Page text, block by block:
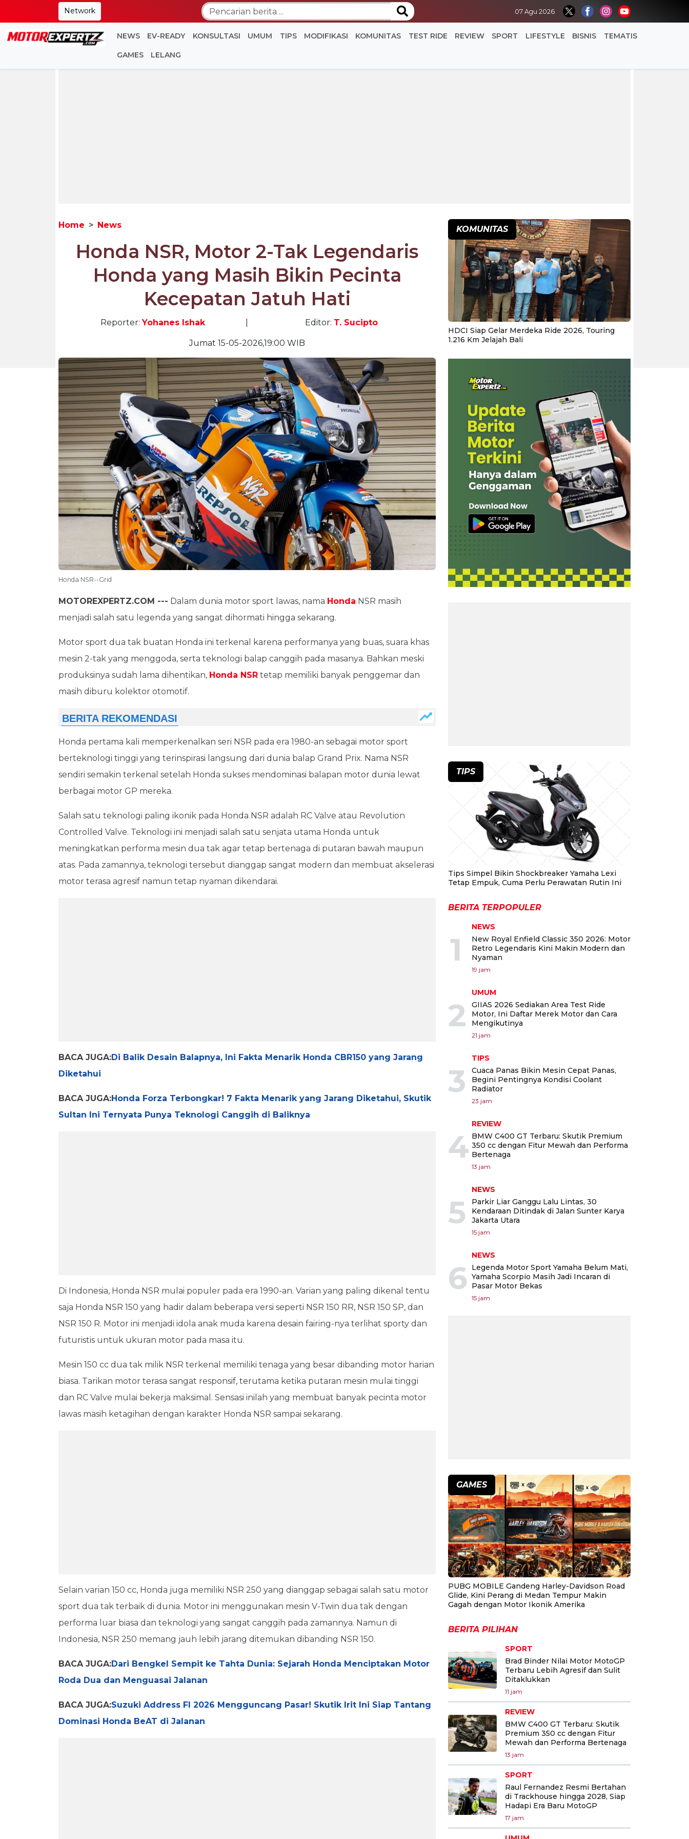
Network 07 Agu 2026
NEWS EV-READY KONSULTASI UMUM TIPS MODIFIKASI KOMUNITAS TEST RIDE REVIEW SPORT LIFESTYLE BISNIS TEMATIS
GAMES LELANG
Home News
Honda NSR, Motor 2-Tak Legendaris
Honda yang Masih Bikin Pecinta
Kecepatan Jatuh Hati
Reporter:Yohanes Ishak Editor: T. Sucipto
Jumat 15-05-2026,19:00 WIB
Honda NSR--Grid
MOTOREXPERTZ.COM --- Dalam dunia motor sport lawas, nama Honda NSR masih
menjadi salah satu legenda yang sangat dihormati hingga sekarang.
Motor sport dua tak buatan Honda ini terkenal karena performanya yang buas, suara khas
mesin 2-tak yang menggoda, serta teknologi balap canggih pada masanya. Bahkan meski
produksinya sudah lama dihentikan, Honda NSR tetap memiliki banyak penggemar dan
masih diburu kolektor otomotif.
Honda pertama kali memperkenalkan seri NSR pada era 1980-an sebagai motor sport
berteknologi tinggi yang terinspirasi langsung dari dunia balap Grand Prix. Nama NSR
sendiri semakin terkenal setelah Honda sukses mendominasi balapan motor dunia lewat
berbagai motor GP mereka.
Salah satu teknologi paling ikonik pada Honda NSR adalah RC Valve atau Revolution
Controlled Valve. Teknologi ini menjadi salah satu senjata utama Honda untuk
meningkatkan performa mesin dua tak agar tetap bertenaga di putaran bawah maupun
atas. Pada zamannya, teknologi tersebut dianggap sangat modern dan membuat akselerasi
motor terasa agresif namun tetap nyaman dikendarai.
BACA JUGA:Di Balik Desain Balapnya, Ini Fakta Menarik Honda CBR150 yang Jarang
Diketahui
BACA JUGA:Honda Forza Terbongkar! 7 Fakta Menarik yang Jarang Diketahui, Skutik
Sultan Ini Ternyata Punya Teknologi Canggih di Baliknya
Di Indonesia, Honda NSR mulai populer pada era 1990-an. Varian yang paling dikenal tentu
saja Honda NSR 150 yang hadir dalam beberapa versi seperti NSR 150 RR, NSR 150 SP, dan
NSR 150 R. Motor ini menjadi idola anak muda karena desain fairing-nya terlihat sporty dan
futuristis untuk ukuran motor pada masa itu.
Mesin 150 cc dua tak milik NSR terkenal memiliki tenaga yang besar dibanding motor harian
biasa. Tarikan motor terasa sangat responsif, terutama ketika putaran mesin mulai tinggi
dan RC Valve mulai bekerja maksimal. Sensasi inilah yang membuat banyak pecinta motor
lawas masih ketagihan dengan karakter Honda NSR sampai sekarang.
Selain varian 150 cc, Honda juga memiliki NSR 250 yang dianggap sebagai salah satu motor
sport dua tak terbaik di dunia. Motor ini menggunakan mesin V-Twin dua tak dengan
performa luar biasa dan teknologi yang sangat canggih pada zamannya. Namun di
Indonesia, NSR 250 memang jauh lebih jarang ditemukan dibanding NSR 150.
BACA JUGA:Dari Bengkel Sempit ke Tahta Dunia: Sejarah Honda Menciptakan Motor
Roda Dua dan Menguasai Jalanan
BACA JUGA:Suzuki Address FI 2026 Mengguncang Pasar! Skutik Irit Ini Siap Tantang
Dominasi Honda BeAT di Jalanan
KOMUNITAS
HDCI Siap Gelar Merdeka Ride 2026, Touring
1.216 Km Jelajah Bali
TIPS
Tips Simpel Bikin Shockbreaker Yamaha Lexi
Tetap Empuk, Cuma Perlu Perawatan Rutin Ini
BERITA TERPOPULER
1
NEWS
New Royal Enfield Classic 350 2026: Motor
Retro Legendaris Kini Makin Modern dan
Nyaman
19 jam
2
UMUM
GIIAS 2026 Sediakan Area Test Ride
Motor, Ini Daftar Merek Motor dan Cara
Mengikutinya
21 jam
3
TIPS
Cuaca Panas Bikin Mesin Cepat Panas,
Begini Pentingnya Kondisi Coolant
Radiator
23 jam
4
REVIEW
BMW C400 GT Terbaru: Skutik Premium
350 cc dengan Fitur Mewah dan Performa
Bertenaga
13 jam
5
NEWS
Parkir Liar Ganggu Lalu Lintas, 30
Kendaraan Ditindak di Jalan Sunter Karya
Jakarta Utara
15 jam
6
NEWS
Legenda Motor Sport Yamaha Belum Mati,
Yamaha Scorpio Masih Jadi Incaran di
Pasar Motor Bekas
15 jam
GAMES
PUBG MOBILE Gandeng Harley-Davidson Road
Glide, Kini Perang di Medan Tempur Makin
Gagah dengan Motor Ikonik Amerika
BERITA PILIHAN
SPORT
Brad Binder Nilai Motor MotoGP
Terbaru Lebih Agresif dan Sulit
Ditaklukkan
11 jam
REVIEW
BMW C400 GT Terbaru: Skutik
Premium 350 cc dengan Fitur
Mewah dan Performa Bertenaga
13 jam
SPORT
Raul Fernandez Resmi Bertahan
di Trackhouse hingga 2028, Siap
Hadapi Era Baru MotoGP
17 jam